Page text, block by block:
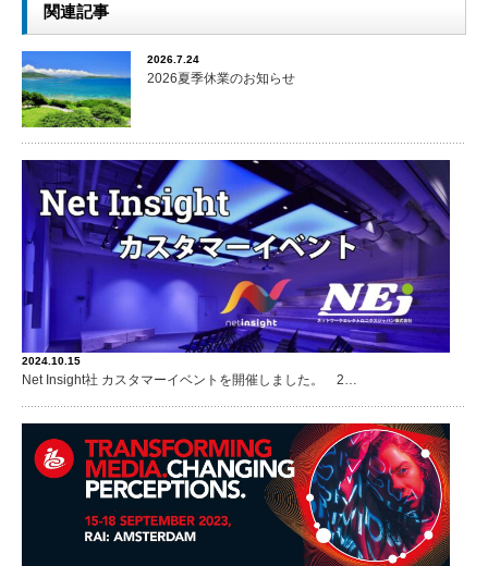
関連記事
2026.7.24
2026夏季休業のお知らせ
2024.10.15
Net Insight社 カスタマーイベントを開催しました。 2…